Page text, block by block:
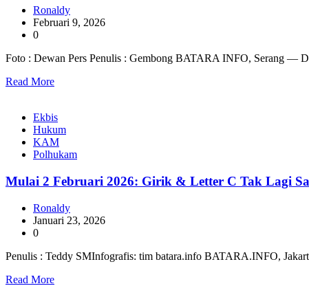
Ronaldy
Februari 9, 2026
0
Foto : Dewan Pers Penulis : Gembong BATARA INFO, Serang —
Read More
Ekbis
Hukum
KAM
Polhukam
Mulai 2 Februari 2026: Girik & Letter C Tak Lagi
Ronaldy
Januari 23, 2026
0
Penulis : Teddy SMInfografis: tim batara.info BATARA.INFO,
Read More